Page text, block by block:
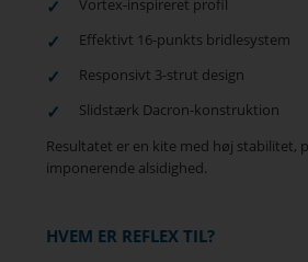
Effektivt 16-punkts bridlesystem
Responsivt 3-strut design
Slidstærk Dacron-konstruktion
Resultatet er en kite med høj stabilitet,
imponerende alsidighed.
HVEM ER REFLEX TIL?